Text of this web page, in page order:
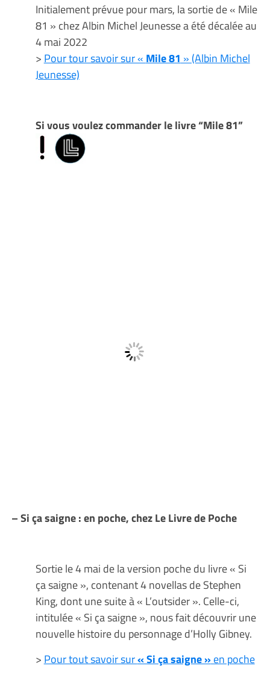
Initialement prévue pour mars, la sortie de « Mile
81 » chez Albin Michel Jeunesse a été décalée au
4 mai 2022
> Pour tour savoir sur « Mile 81 » (Albin Michel
Jeunesse)
Si vous voulez commander le livre “Mile 81”
– Si ça saigne : en poche, chez Le Livre de Poche
Sortie le 4 mai de la version poche du livre « Si
ça saigne », contenant 4 novellas de Stephen
King, dont une suite à « L’outsider ». Celle-ci,
intitulée « Si ça saigne », nous fait découvrir une
nouvelle histoire du personnage d’Holly Gibney.
> Pour tout savoir sur« Si ça saigne »en poche